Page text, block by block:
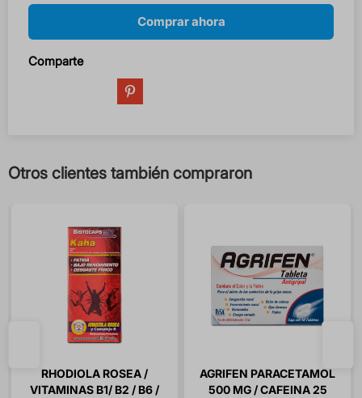
Comprar ahora
Comparte
Otros clientes también compraron
RHODIOLA ROSEA /
VITAMINAS B1/ B2 / B6 /
AGRIFEN PARACETAMOL
500 MG / CAFEINA 25